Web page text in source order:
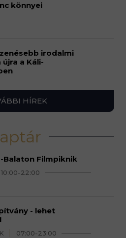
könnyei
irodalmi
a Káli-
HÍREK
Balaton Filmpiknik
10:00-22:00
- lehet
07:00-23:00